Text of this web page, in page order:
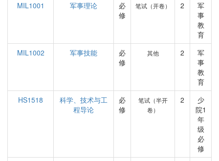
MIL1001 军事理论
必
修
笔试（开卷） 2
军
事
教
育
MIL1002
军事技能
必
修
其他 2
军
事
教
育
HS1518
科学、技术与工
程导论
必
修
笔试（半开
卷）
2
少
院1
年
级
必
修